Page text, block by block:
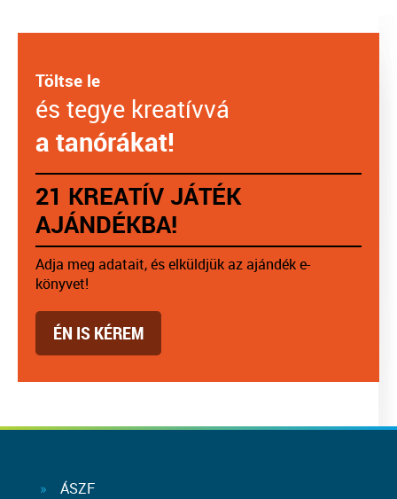
Töltse le
és tegye kreatívvá
a tanórákat!
21 KREATÍV JÁTÉK
AJÁNDÉKBA!
Adja meg adatait, és elküldjük az ajándék e-
könyvet!
ÉN IS KÉREM
ÁSZF